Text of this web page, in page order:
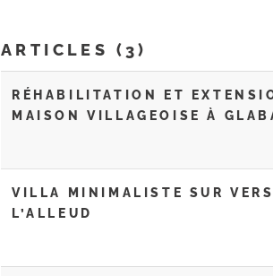
ARTICLES (3)
RÉHABILITATION ET
MAISON VILLAGEOISE À
VILLA MINIMALISTE SUR
L’ALLEUD